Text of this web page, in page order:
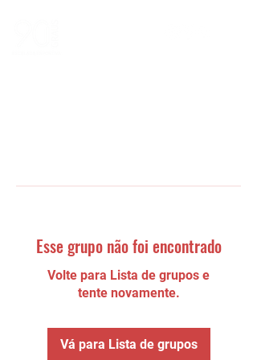
Esse grupo não foi encontrado
Volte para Lista de grupos e
tente novamente.
Vá para Lista de grupos